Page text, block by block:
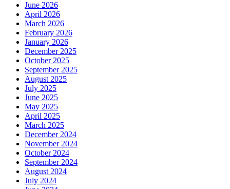
June 2026
April 2026
March 2026
February 2026
January 2026
December 2025
October 2025
September 2025
August 2025
July 2025
June 2025
May 2025
April 2025
March 2025
December 2024
November 2024
October 2024
September 2024
August 2024
July 2024